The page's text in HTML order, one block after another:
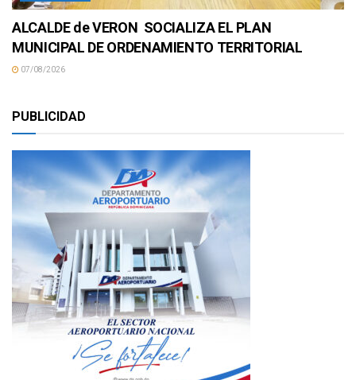
ALCALDE de VERON SOCIALIZA EL PLAN
MUNICIPAL DE ORDENAMIENTO TERRITORIAL
07/08/2026
PUBLICIDAD